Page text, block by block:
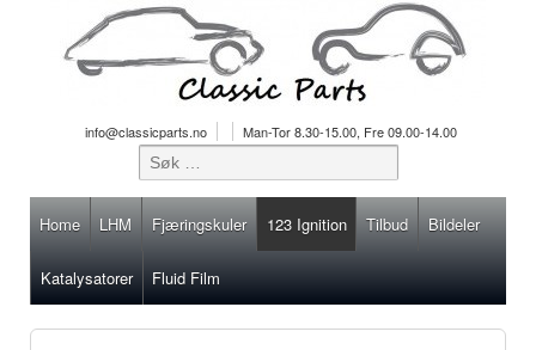
info@classicparts.no Man-Tor 8.30-15.00, Fre 09.00-14.00
Home LHM Fjæringskuler 123 Ignition Tilbud Bildeler
Katalysatorer Fluid Film